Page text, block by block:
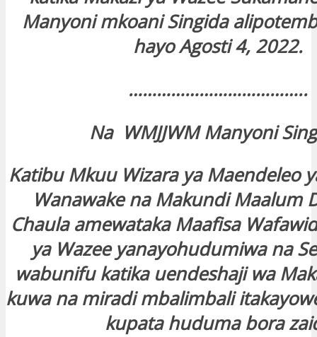
Manyoni mkoani Singida
hayo Agosti 4, 2022.
………………………………..
Na WMJJWM Manyoni
Katibu Mkuu Wizara ya Maendeleo
Wanawake na Makundi Maalum
Chaula amewataka Maafisa
ya Wazee yanayohudumiwa na
wabunifu katika uendeshaji wa
kuwa na miradi mbalimbali
kupata huduma bora